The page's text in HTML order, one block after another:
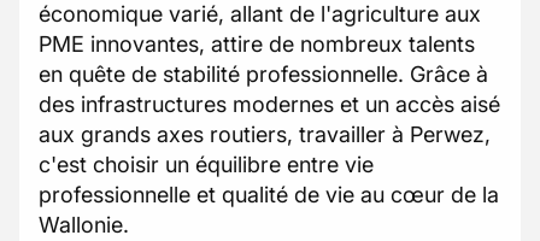
économique varié, allant de l'agriculture aux
PME innovantes, attire de nombreux talents
en quête de stabilité professionnelle. Grâce à
des infrastructures modernes et un accès aisé
aux grands axes routiers, travailler à Perwez,
c'est choisir un équilibre entre vie
professionnelle et qualité de vie au cœur de la
Wallonie.